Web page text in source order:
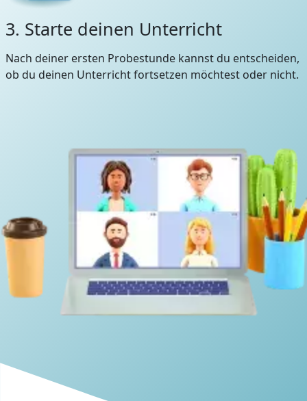
3. Starte deinen Unterricht
Nach deiner ersten Probestunde kannst du entscheiden,
ob du deinen Unterricht fortsetzen möchtest oder nicht.